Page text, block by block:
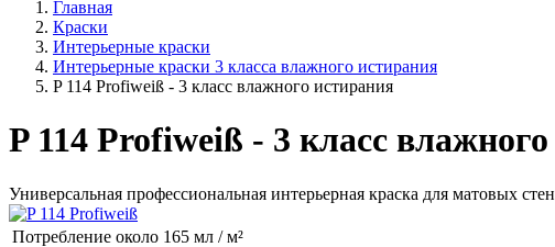
Главная
Краски
Интерьерные краски
Интерьерные краски 3 класса влажного истирания
P 114 Profiweiß - 3 класс влажного истирания
P 114 Profiweiß - 3 класс
Универсальная профессиональная интерьерная краска для матовых
Потребление около 165 мл / м²